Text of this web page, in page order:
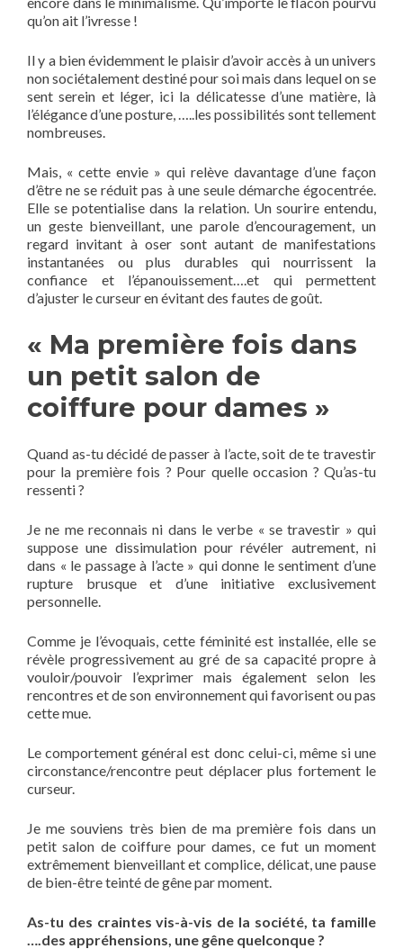
qu’on ait l’ivresse !
Il y a bien évidemment le plaisir d’avoir accès à un univers
non sociétalement destiné pour soi mais dans lequel on se
sent serein et léger, ici la délicatesse d’une matière, là
l’élégance d’une posture, …..les possibilités sont tellement
nombreuses.
Mais, « cette envie » qui relève davantage d’une façon
d’être ne se réduit pas à une seule démarche égocentrée.
Elle se potentialise dans la relation. Un sourire entendu,
un geste bienveillant, une parole d’encouragement, un
regard invitant à oser sont autant de manifestations
instantanées ou plus durables qui nourrissent la
confiance et l’épanouissement….et qui permettent
d’ajuster le curseur en évitant des fautes de goût.
« Ma première fois dans
un petit salon de
coiffure pour dames »
Quand as-tu décidé de passer à l’acte, soit de te travestir
pour la première fois ? Pour quelle occasion ? Qu’as-tu
ressenti ?
Je ne me reconnais ni dans le verbe « se travestir » qui
suppose une dissimulation pour révéler autrement, ni
dans « le passage à l’acte » qui donne le sentiment d’une
rupture brusque et d’une initiative exclusivement
personnelle.
Comme je l’évoquais, cette féminité est installée, elle se
révèle progressivement au gré de sa capacité propre à
vouloir/pouvoir l’exprimer mais également selon les
rencontres et de son environnement qui favorisent ou pas
cette mue.
Le comportement général est donc celui-ci, même si une
circonstance/rencontre peut déplacer plus fortement le
curseur.
Je me souviens très bien de ma première fois dans un
petit salon de coiffure pour dames, ce fut un moment
extrêmement bienveillant et complice, délicat, une pause
de bien-être teinté de gêne par moment.
As-tu des craintes vis-à-vis de la société, ta famille
….des appréhensions, une gêne quelconque ?